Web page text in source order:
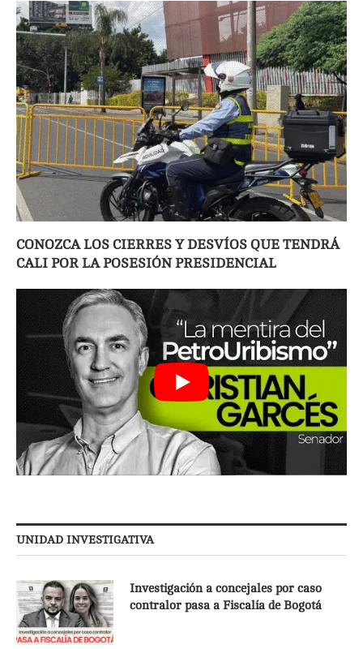
CONOZCA LOS CIERRES Y DESVÍOS QUE TENDRÁ
CALI POR LA POSESIÓN PRESIDENCIAL
UNIDAD INVESTIGATIVA
Investigación a concejales por caso
contralor pasa a Fiscalía de Bogotá